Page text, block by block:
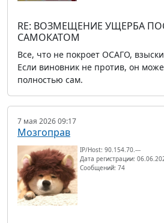
RE: ВОЗМЕЩЕНИЕ УЩЕРБА
САМОКАТОМ
Все, что не покроет ОСАГО,
Если виновник не против, он
полностью сам.
7 мая 2026 09:17
Мозгоправ
IP/Host: 90.154.70.---
Дата регистрации:
Сообщений: 74